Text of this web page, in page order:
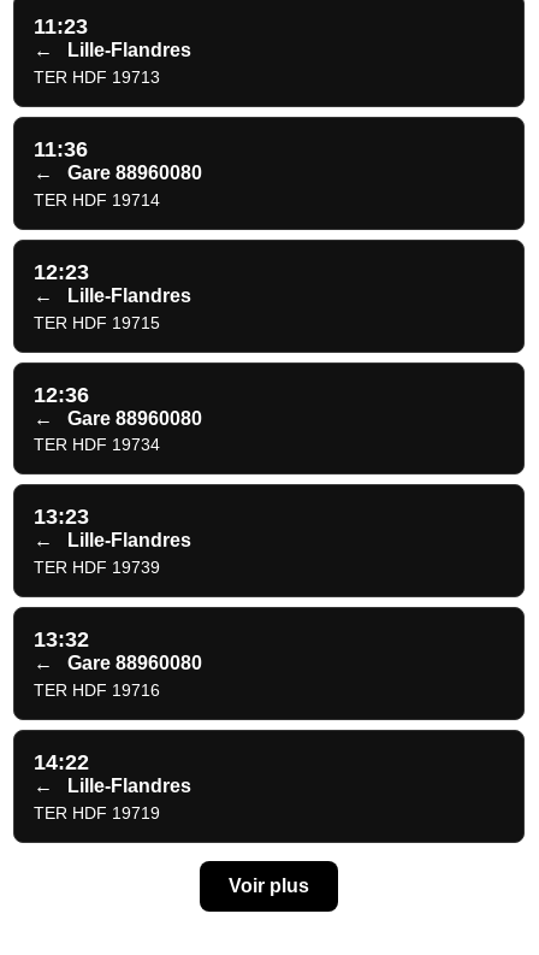
11:23
← Lille-Flandres
TER HDF 19713
11:36
← Gare 88960080
TER HDF 19714
12:23
← Lille-Flandres
TER HDF 19715
12:36
← Gare 88960080
TER HDF 19734
13:23
← Lille-Flandres
TER HDF 19739
13:32
← Gare 88960080
TER HDF 19716
14:22
← Lille-Flandres
TER HDF 19719
Voir plus